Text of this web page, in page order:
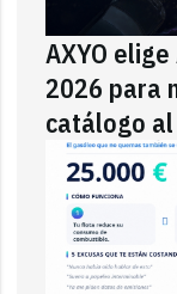
AXYO
2026 para
catálogo